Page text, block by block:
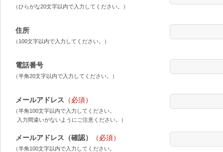
（ひらがな20文字以内で入力してください。）
住所
（100文字以内で入力してください。）
電話番号
（半角20文字以内で入力してください。）
メールアドレス （必須）
（半角100文字以内で入力してください。
入力間違いがないようにご注意ください。）
メールアドレス（確認） （必須）
（半角100文字以内で入力してください。